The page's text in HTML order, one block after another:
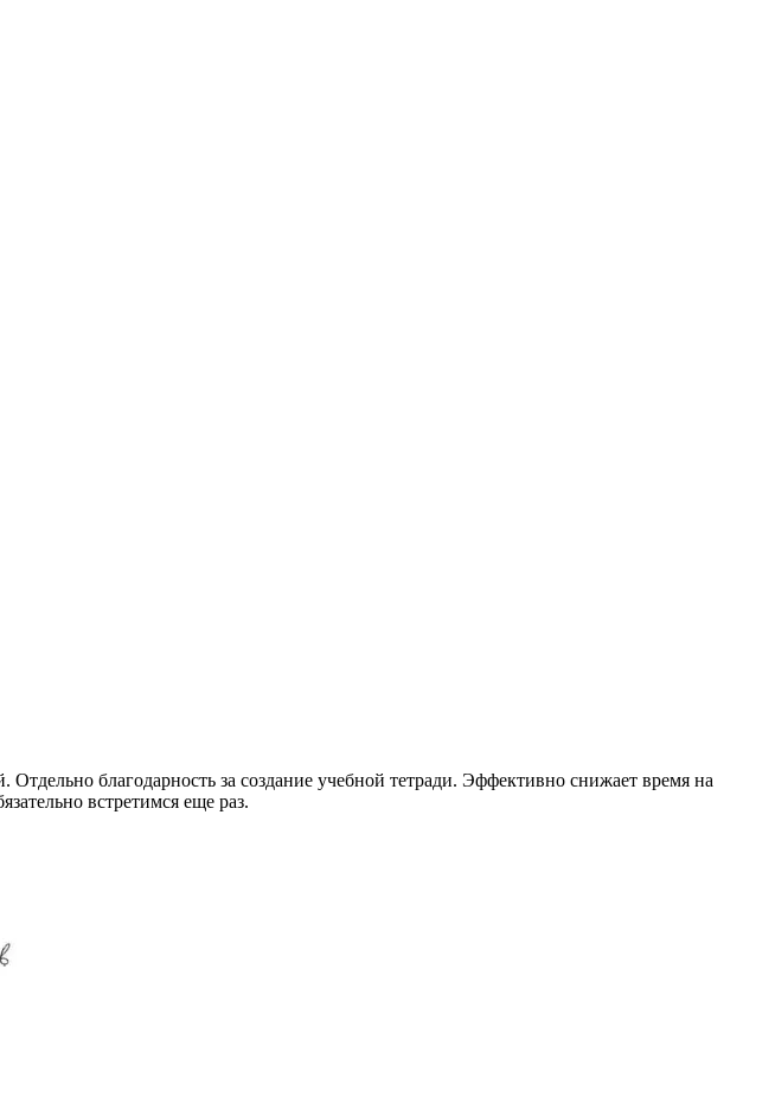
благодарность за создание учебной тетради. Эффективно снижает время на
встретимся еще раз.